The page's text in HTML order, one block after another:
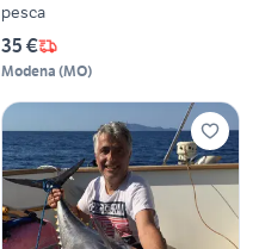
pesca
35 €
Modena (MO)